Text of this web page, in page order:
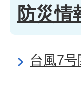
防災情
台風7